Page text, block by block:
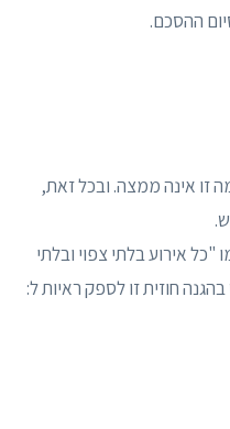
ההסכם.
זו אינה ממצה. ובכל זאת,
אירוע בלתי צפוי ובלתי
חוזית זו לספק ראיות ל: